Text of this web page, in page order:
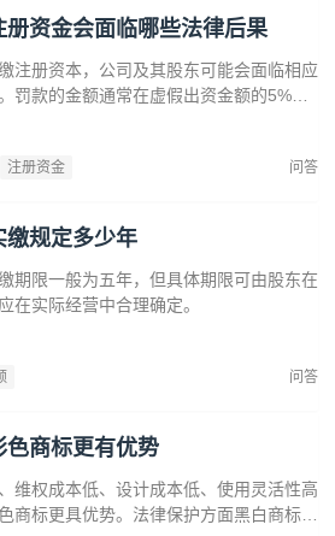
资金会面临哪些法律后果
注册资本，公司及其股东可能会面临相应
罚款的金额通常在虚假出资金额的5%到
注册资金 问答
缴规定多少年
期限一般为五年，但具体期限可由股东在
在实际经营中合理确定。
问答
色商标更有优势
维权成本低、设计成本低、使用灵活性高
商标更具优势。法律保护方面黑白商标更